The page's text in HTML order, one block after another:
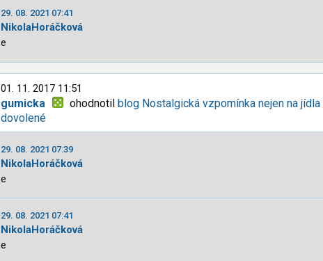
29. 08. 2021 07:41
NikolaHoráčková
e
01. 11. 2017 11:51
gumicka ohodnotilblog Nostalgická vzpomínka nejen na jídla
dovolené
29. 08. 2021 07:39
NikolaHoráčková
e
29. 08. 2021 07:41
NikolaHoráčková
e